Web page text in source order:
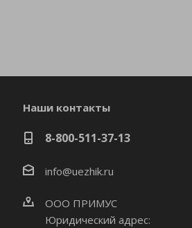
Наши контакты
8-800-511-37-13
info@uezhik.ru
ООО ПРИМУС
Юридический адрес: